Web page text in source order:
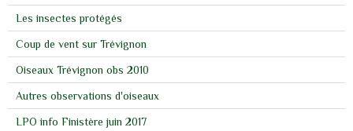
Les insectes protégés
Coup de vent sur Trévignon
Oiseaux Trévignon obs 2010
Autres observations d'oiseaux
LPO info Finistère juin 2017